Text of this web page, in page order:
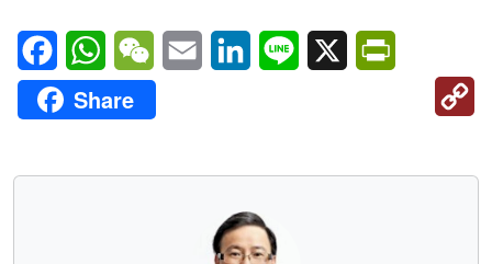
FacebookWhatsAppWeChatEmail LinkedInLine X
Share